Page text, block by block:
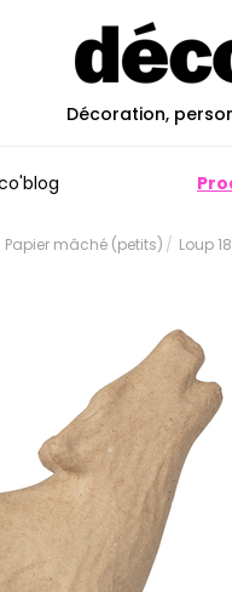
Décoration,
Papier mâché (petits) Loup